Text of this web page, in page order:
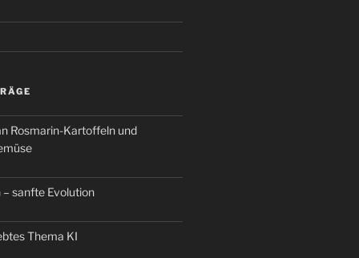
Rosmarin-Kartoffeln und
sanfte Evolution
Thema KI